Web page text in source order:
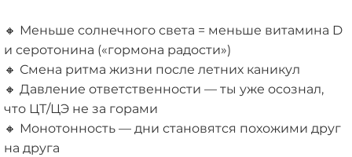
🔸 Меньше солнечного света = меньше витамина D
и серотонина («гормона радости»)
🔸 Смена ритма жизни после летних каникул
🔸 Давление ответственности — ты уже осознал,
что ЦТ/ЦЭ не за горами
🔸 Монотонность — дни становятся похожими друг
на друга